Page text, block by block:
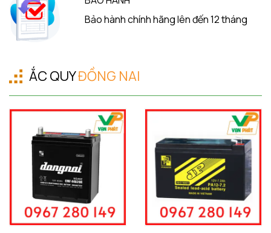
Bảo hành chính hãng lên đến 12 tháng
ẮC QUYĐỒNG NAI